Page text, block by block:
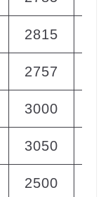
2815
2757
3000
3050
2500